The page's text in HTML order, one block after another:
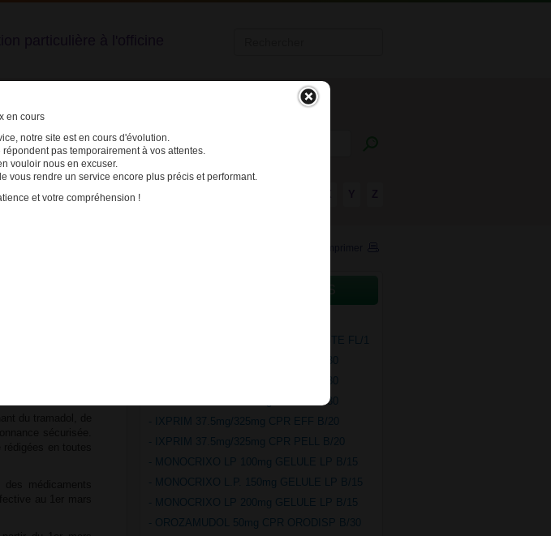
K L M N O P
- CONTRAMAL 100mg/ml SOL BUV GTE FL/1
- CONTRAMAL LP 100mg CPR LP B/30
- CONTRAMAL LP 200mg CPR LP B/30
- CONTRAMAL LP 150mg CPR LP B/30
- IXPRIM 37.5mg/325mg CPR EFF B/20
- IXPRIM 37.5mg/325mg CPR PELL B/20
- MONOCRIXO LP 100mg GELULE LP B/15
- MONOCRIXO L.P. 150mg GELULE LP B/15
- MONOCRIXO LP 200mg GELULE LP B/15
- OROZAMUDOL 50mg CPR ORODISP B/30
en cours
notre site est en cours d'évolution.
pas temporairement à vos attentes.
vouloir nous en excuser.
vous rendre un service encore plus précis et performant.
et votre compréhension !